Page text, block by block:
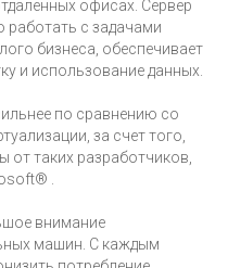
офисах. Сервер
работать с задачами
бизнеса, обеспечивает
и использование данных.
по сравнению со
за счет того,
от таких разработчиков,
.
внимание
машин. С каждым